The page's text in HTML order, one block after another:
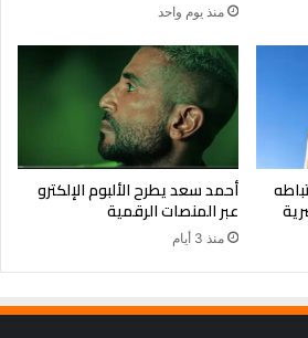
منذ يوم واحد
أحمد سعد يطرح الألبوم الإلكترو
عبر المنصات الرقمية
منذ 3 أيام